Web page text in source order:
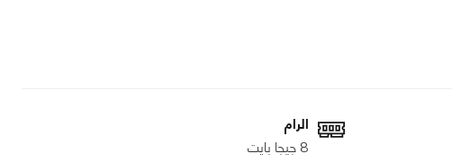
الرام
8 جيجا بايت